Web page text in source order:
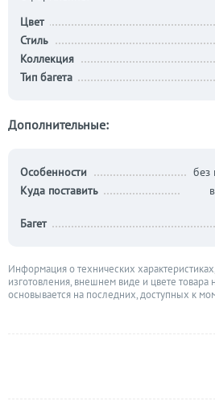
Цвет
Стиль
Коллекция
Тип багета
Дополнительные:
Особенности
без
Куда поставить
Багет
Информация о технических
изготовления, внешнем виде и цвете товара
основывается на последних, доступных к